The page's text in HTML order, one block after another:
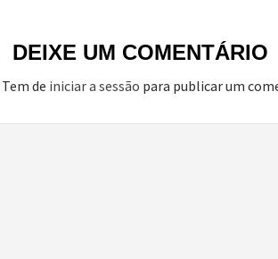
DEIXE UM COMENTÁRIO
Tem de iniciar a sessão para publicar um